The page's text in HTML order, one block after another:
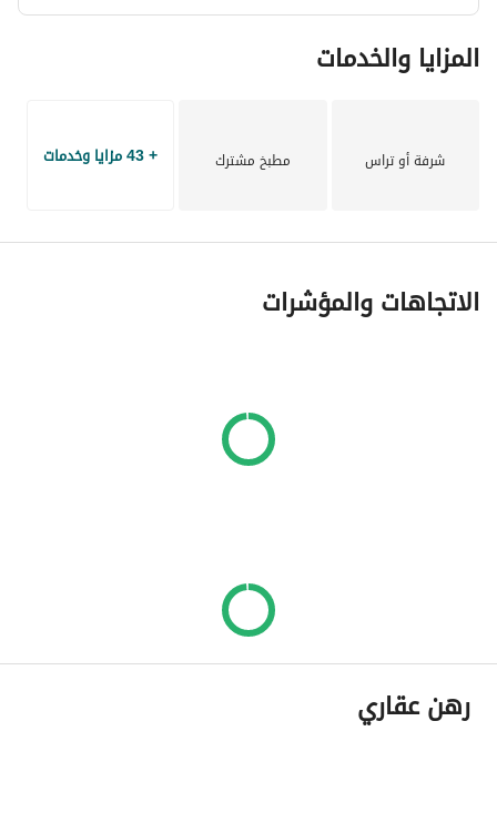
المزايا والخدمات
شرفة أو تراس مطبخ مشترك + 43 مزايا وخدمات
الاتجاهات والمؤشرات
رهن عقاري